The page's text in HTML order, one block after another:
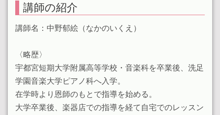
講師の紹介
講師名：中野郁絵（なかのいくえ）
〈略歴〉
宇都宮短期大学附属高等学校・音楽科を卒業後、洗足
学園音楽大学ピアノ科へ入学。
在学時より恩師のもとで指導を始める。
大学卒業後、楽器店での指導を経て自宅でのレッスン